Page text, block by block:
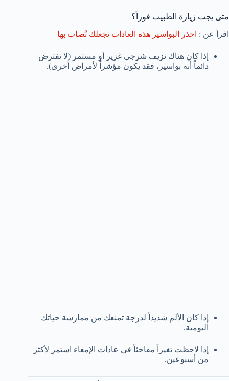
متى يجب زيارة الطبيب فوراً؟
اقرأ عن : احذر البواسير هذه العادات تجعلك تُصاب بها
إذا كان هناك نزيف شرجي غزير أو مستمر (لا تفترض
دائماً أنه بواسير، فقد يكون مؤشراً لأمراض أخرى).
إذا كان الألم شديداً لدرجة تمنعك من ممارسة حياتك
اليومية.
إذا لاحظت تغيراً مفاجئاً في عادات الإمعاء استمر لأكثر
من أسبوعين.